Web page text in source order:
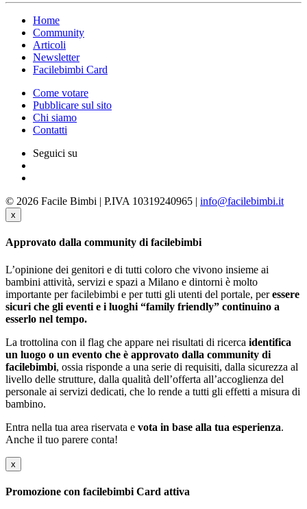
Home
Community
Articoli
Newsletter
Facilebimbi Card
Come votare
Pubblicare sul sito
Chi siamo
Contatti
Seguici su
© 2026 Facile Bimbi | P.IVA 10319240965 | info@facilebimbi.it
x
Approvato dalla community di facilebimbi
L’opinione dei genitori e di tutti coloro che vivono insieme ai
bambini attività, servizi e spazi a Milano e dintorni è molto
importante per facilebimbi e per tutti gli utenti del portale, peressere
sicuri che gli eventi e i luoghi “family friendly” continuino a
esserlo nel tempo.
La trottolina con il flag che appare nei risultati di ricerca identifica
un luogo o un evento che è approvato dalla community di
facilebimbi, ossia risponde a una serie di requisiti, dalla sicurezza al
livello delle strutture, dalla qualità dell’offerta all’accoglienza del
personale ai servizi dedicati, che lo rende a tutti gli effetti a misura di
bambino.
Entra nella tua area riservata e vota in base alla tua esperienza.
Anche il tuo parere conta!
x
Promozione con facilebimbi Card attiva